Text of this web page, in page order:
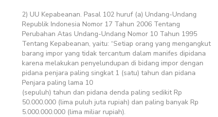
2) UU Kepabeanan. Pasal 102 huruf (a) Undang-Undang
Republik Indonesia Nomor 17 Tahun 2006 Tentang
Perubahan Atas Undang-Undang Nomor 10 Tahun 1995
Tentang Kepabeanan, yaitu: “Setiap orang yang mengangkut
barang impor yang tidak tercantum dalam manifes dipidana
karena melakukan penyelundupan di bidang impor dengan
pidana penjara paling singkat 1 (satu) tahun dan pidana
Penjara paling lama 10
(sepuluh) tahun dan pidana denda paling sedikit Rp
50.000.000 (lima puluh juta rupiah) dan paling banyak Rp
5.000.000.000 (lima miliar rupiah).